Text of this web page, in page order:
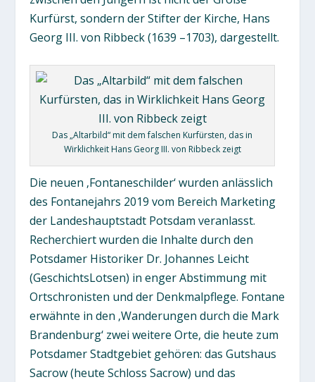
Kurfürst, sondern der Stifter der Kirche, Hans
Georg III. von Ribbeck (1639 –1703), dargestellt.
Das „Altarbild“ mit dem falschen Kurfürsten, das in
Wirklichkeit Hans Georg III. von Ribbeck zeigt
Die neuen ‚Fontaneschilder‘ wurden anlässlich
des Fontanejahrs 2019 vom Bereich Marketing
der Landeshauptstadt Potsdam veranlasst.
Recherchiert wurden die Inhalte durch den
Potsdamer Historiker Dr. Johannes Leicht
(GeschichtsLotsen) in enger Abstimmung mit
Ortschronisten und der Denkmalpflege. Fontane
erwähnte in den ‚Wanderungen durch die Mark
Brandenburg‘ zwei weitere Orte, die heute zum
Potsdamer Stadtgebiet gehören: das Gutshaus
Sacrow (heute Schloss Sacrow) und das